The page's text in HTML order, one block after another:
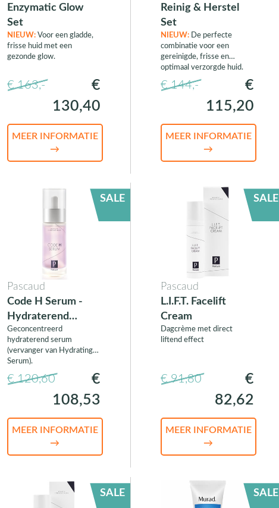
Enzymatic Glow
Set
NIEUW:Voor een gladde,
frisse huid met een
gezonde glow.
€ 163,-
€
130,40
MEER INFORMATIE
→
Reinig & Herstel
Set
NIEUW:De perfecte
combinatie voor een
gereinigde, frisse en
optimaal verzorgde huid.
€ 144,-
€
115,20
MEER INFORMATIE
→
SALE
Pascaud
Code H Serum -
Hydraterend
serum
Geconcentreerd
hydraterend serum
(vervanger van Hydrating
Serum).
€ 120,60
€
108,53
MEER INFORMATIE
→
SALE
Pascaud
L.I.F.T. Facelift
Cream
Dagcrème met direct
liftend effect
€ 91,80
€
82,62
MEER INFORMATIE
→
SALE SALE